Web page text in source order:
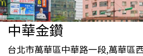
中華金鑽
台北市萬華區中華路一段,萬華區